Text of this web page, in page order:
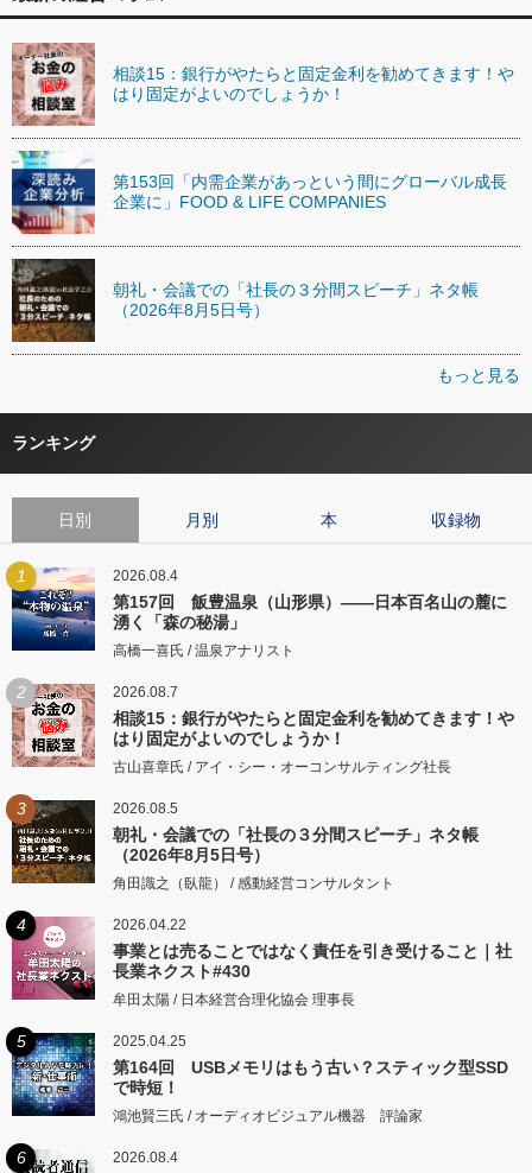
相談15：銀行がやたらと固定金利を勧めてきます！や
はり固定がよいのでしょうか！
第153回「内需企業があっという間にグローバル成長
企業に」FOOD & LIFE COMPANIES
朝礼・会議での「社長の３分間スピーチ」ネタ帳
（2026年8月5日号）
もっと見る
ランキング
日別 月別 本 収録物
1 2026.08.4
第157回 飯豊温泉（山形県）――日本百名山の麓に
湧く「森の秘湯」
高橋一喜氏 / 温泉アナリスト
2 2026.08.7
相談15：銀行がやたらと固定金利を勧めてきます！や
はり固定がよいのでしょうか！
古山喜章氏 / アイ・シー・オーコンサルティング社長
3 2026.08.5
朝礼・会議での「社長の３分間スピーチ」ネタ帳
（2026年8月5日号）
角田識之（臥龍） / 感動経営コンサルタント
4 2026.04.22
事業とは売ることではなく責任を引き受けること｜社
長業ネクスト#430
牟田太陽 / 日本経営合理化協会 理事長
5 2025.04.25
第164回 USBメモリはもう古い？スティック型SSD
で時短！
鴻池賢三氏 / オーディオビジュアル機器 評論家
6 2026.08.4